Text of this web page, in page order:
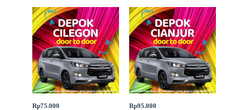
Rp75.000 Rp95.000